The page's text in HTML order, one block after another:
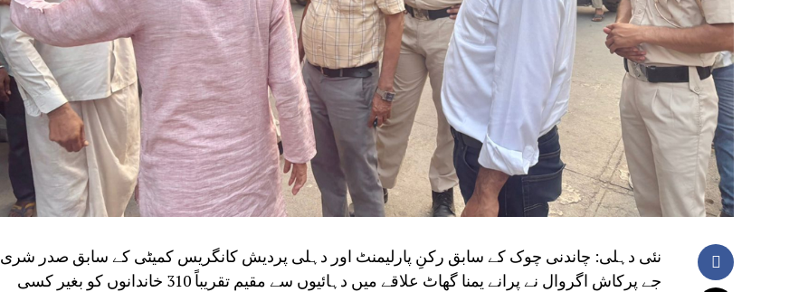
نئی دہلی: چاندنی چوک کے سابق رکنِ پارلیمنٹ اور دہلی پردیش کانگریس کمیٹی کے سابق صدر شری
جے پرکاش اگروال نے پرانے یمنا گھاٹ علاقے میں دہائیوں سے مقیم تقریباً 310 خاندانوں کو بغیر کسی